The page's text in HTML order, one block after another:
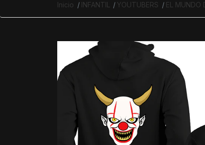
Inicio INFANTIL YOUTUBERS EL MUNDO